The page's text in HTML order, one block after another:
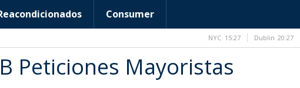
Consumer
Peticiones Mayoristas
NYC 15:27 Dublin 20:27